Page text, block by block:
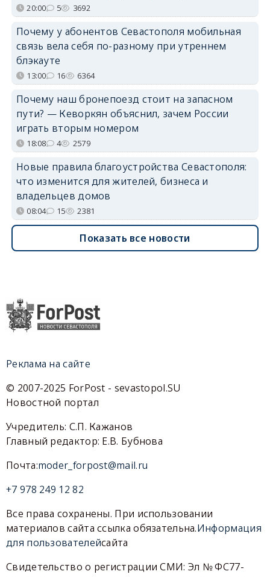
20:00 5 3692
Почему у абонентов Севастополя мобильная
связь вела себя по-разному при утреннем
блэкауте
13:00 16 6364
Почему наш бронепоезд стоит на запасном
пути? — Кеворкян объяснил, зачем России
играть вторым номером
18:08 4 2579
Новые правила благоустройства Севастополя:
что изменится для жителей, бизнеса и
владельцев домов
08:04 15 2381
Показать все новости
Реклама на сайте
© 2007-2025 ForPost - sevastopol.SU
Новостной портал
Учредитель: С.П. Кажанов
Главный редактор: Е.В. Бубнова
Почта:moder_forpost@mail.ru
+7 978 249 12 82
Все права сохранены. При использовании
материалов сайта ссылка обязательна.Информация
для пользователейсайта
Свидетельство о регистрации СМИ: Эл № ФС77-